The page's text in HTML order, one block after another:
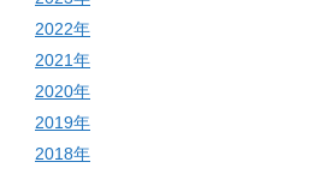
2022年
2021年
2020年
2019年
2018年